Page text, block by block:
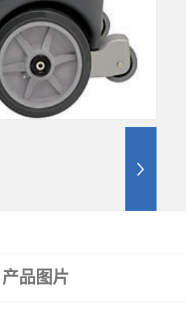
产品图片